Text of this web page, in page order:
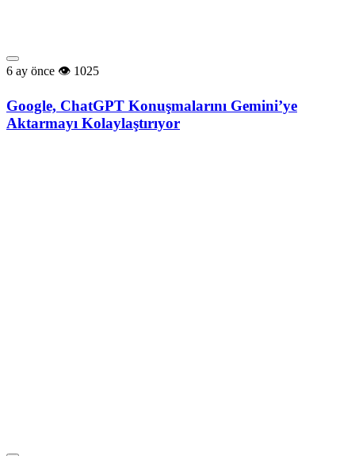
6 ay önce 1025
Google, ChatGPT Konuşmalarını Gemini’ye
Aktarmayı Kolaylaştırıyor